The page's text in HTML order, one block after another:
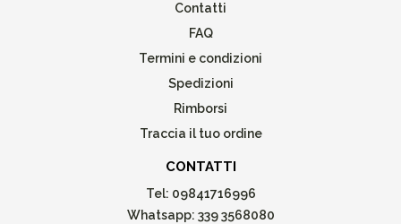
Contatti
FAQ
Termini e condizioni
Spedizioni
Rimborsi
Traccia il tuo ordine
CONTATTI
Tel: 09841716996
Whatsapp: 339 3568080